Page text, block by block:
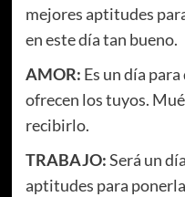
mejores aptitudes
en este día tan bueno.
AMOR: Es un día
ofrecen los tuyos.
recibirlo.
TRABAJO:Será un
aptitudes para